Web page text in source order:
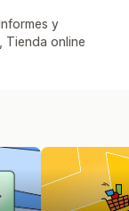
y
Tienda online